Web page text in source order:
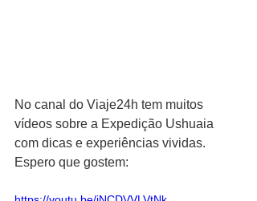
No canal do Viaje24h tem muitos
vídeos sobre a Expedição Ushuaia
com dicas e experiências vividas.
Espero que gostem: